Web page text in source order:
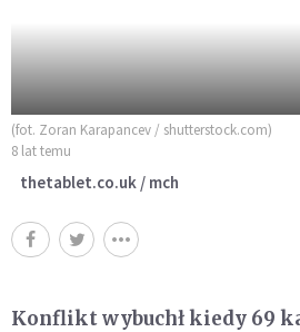
(fot. Zoran Karapancev / shutterstock.com)
8 lat temu
thetablet.co.uk / mch
Konflikt wybuchł kiedy 69